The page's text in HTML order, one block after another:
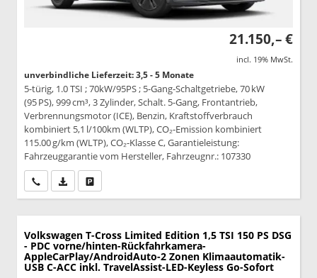
21.150,– €
incl. 19% MwSt.
unverbindliche Lieferzeit: 3,5 - 5 Monate
5-türig, 1.0 TSI ; 70kW/95PS ; 5-Gang-Schaltgetriebe, 70 kW
(95 PS), 999 cm³, 3 Zylinder, Schalt. 5-Gang, Frontantrieb,
Verbrennungsmotor (ICE), Benzin, Kraftstoffverbrauch
kombiniert 5,1 l/100km (WLTP), CO₂-Emission kombiniert
115.00 g/km (WLTP), CO₂-Klasse C, Garantieleistung:
Fahrzeuggarantie vom Hersteller, Fahrzeugnr.: 107330
Wir rufen Sie anPDF-Datei, Fahrzeugexposé drucken
Volkswagen T-Cross Limited Edition 1,5 TSI 150 PS DSG
- PDC vorne/hinten-Rückfahrkamera-
AppleCarPlay/AndroidAuto-2 Zonen Klimaautomatik-
USB C-ACC inkl. TravelAssist-LED-Keyless Go-Sofort